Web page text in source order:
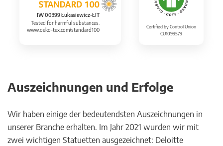
IW 00399 Łukasiewicz-ŁIT
Tested for harmful substances.
www.oeko-tex.com/standard100
Certified by Control Union
CU1099579
Auszeichnungen und Erfolge
Wir haben einige der bedeutendsten Auszeichnungen in
unserer Branche erhalten. Im Jahr 2021 wurden wir mit
zwei wichtigen Statuetten ausgezeichnet: Deloitte